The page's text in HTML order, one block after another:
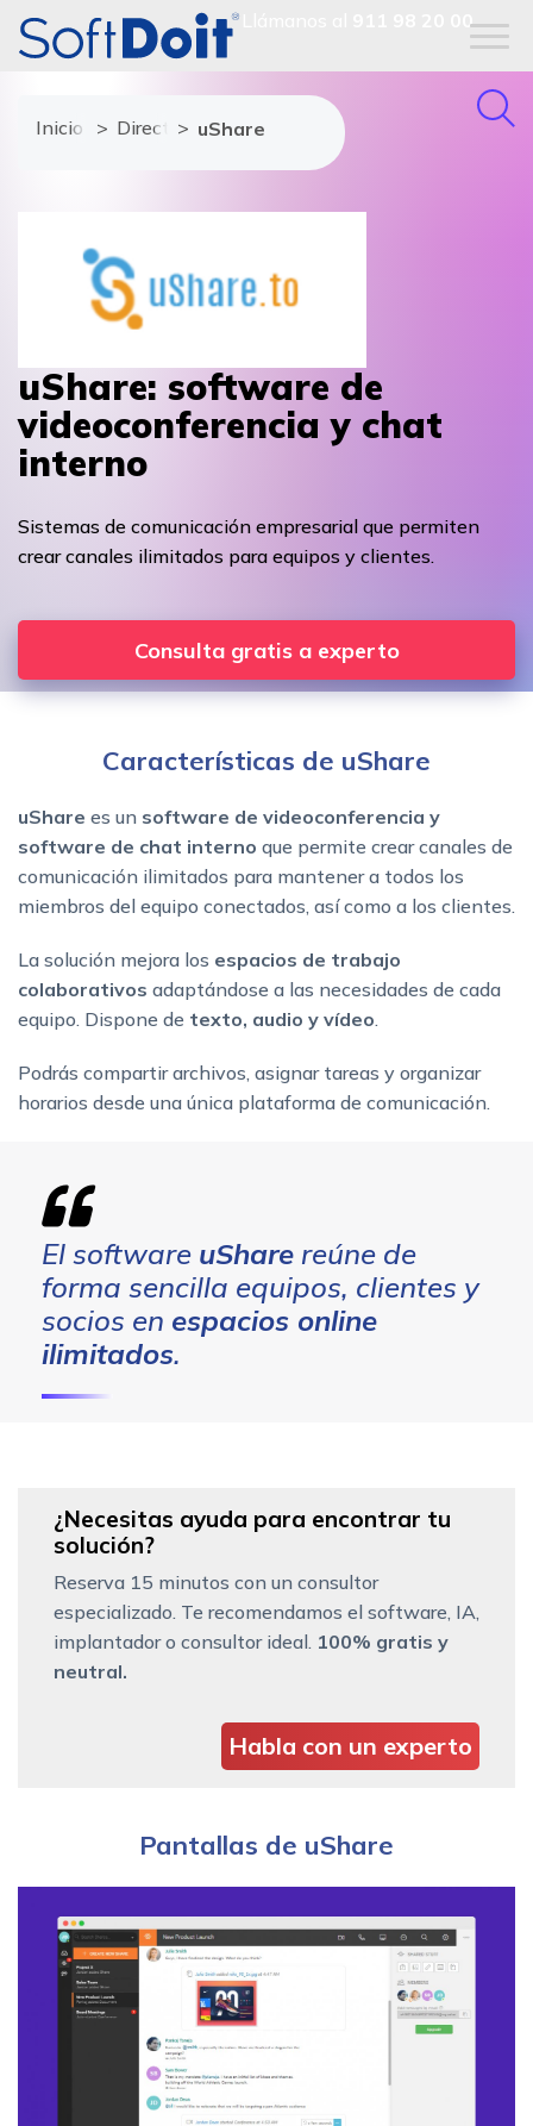
911 98 20 00
Inicio Directorio de proveedores
uShare
uShare: software de
videoconferencia y chat
interno
Sistemas de comunicación empresarial que permiten
crear canales ilimitados para equipos y clientes.
Consulta gratis a experto
Características de uShare
uShare es un software de videoconferencia y
software de chat interno que permite crear canales de
comunicación ilimitados para mantener a todos los
miembros del equipo conectados, así como a los clientes.
La solución mejora los espacios de trabajo
colaborativos adaptándose a las necesidades de cada
equipo. Dispone de texto, audio y vídeo
Podrás compartir archivos, asignar tareas y organizar
horarios desde una única plataforma de comunicación.
El software uShare reúne de
forma sencilla equipos, clientes y
socios en espacios online
ilimitados.
¿Necesitas ayuda para encontrar tu
solución?
Reserva 15 minutos con un consultor
especializado. Te recomendamos el software, IA,
implantador o consultor ideal. 100% gratis y
neutral.
Habla con un experto
Pantallas de uShare